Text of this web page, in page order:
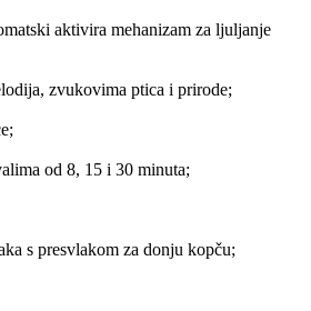
aktivira mehanizam za ljuljanje
zvukovima ptica i prirode;
od 8, 15 i 30 minuta;
s presvlakom za donju kopču;